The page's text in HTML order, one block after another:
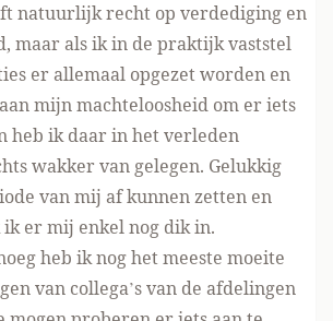
natuurlijk recht op verdediging en
maar als ik in de praktijk vaststel
er allemaal opgezet worden en
mijn machteloosheid om er iets
heb ik daar in het verleden
wakker van gelegen. Gelukkig
van mij af kunnen zetten en
er mij enkel nog dik in.
heb ik nog het meeste moeite
van collega’s van de afdelingen